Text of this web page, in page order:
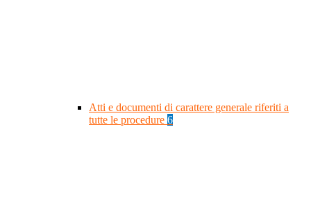
Atti e documenti di carattere generale riferiti a
tutte le procedure 6